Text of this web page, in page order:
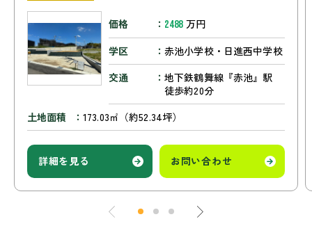
価格 2488 万円
学区
赤池小学校・日進西中学校
交通
地下鉄鶴舞線『赤池』駅
徒歩約20分
土地面積
173.03㎡（約52.34坪）
詳細を見る お問い合わせ